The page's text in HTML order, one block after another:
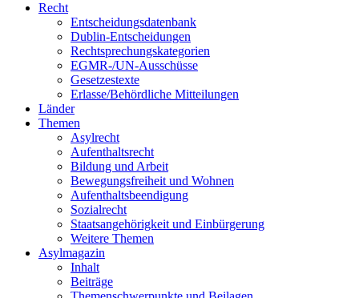
Recht
Entscheidungsdatenbank
Dublin-Entscheidungen
Rechtsprechungskategorien
EGMR-/UN-Ausschüsse
Gesetzestexte
Erlasse/Behördliche Mitteilungen
Länder
Themen
Asylrecht
Aufenthaltsrecht
Bildung und Arbeit
Bewegungsfreiheit und Wohnen
Aufenthaltsbeendigung
Sozialrecht
Staatsangehörigkeit und Einbürgerung
Weitere Themen
Asylmagazin
Inhalt
Beiträge